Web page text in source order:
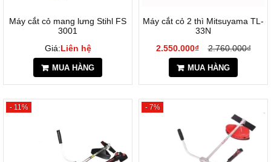
Máy cắt cỏ mang lưng Stihl FS
3001
Giá:Liên hệ
MUA HÀNG
Máy cắt cỏ 2 thì Mitsuyama TL-
33N
2.550.000₫
2.760.000₫
MUA HÀNG
- 11% - 7%